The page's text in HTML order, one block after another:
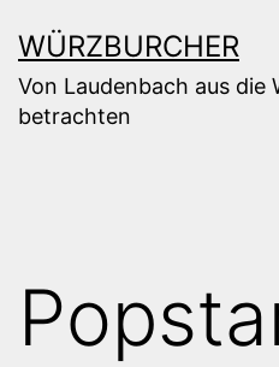
Inhalt
springen
WÜRZBURCHER
Von Laudenbach aus die
betrachten